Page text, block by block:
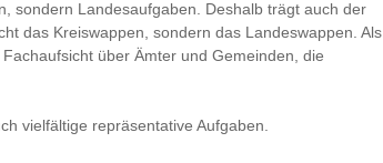
sondern Landesaufgaben. Deshalb trägt auch der
das Kreiswappen, sondern das Landeswappen. Als
über Ämter und Gemeinden, die
vielfältige repräsentative Aufgaben.